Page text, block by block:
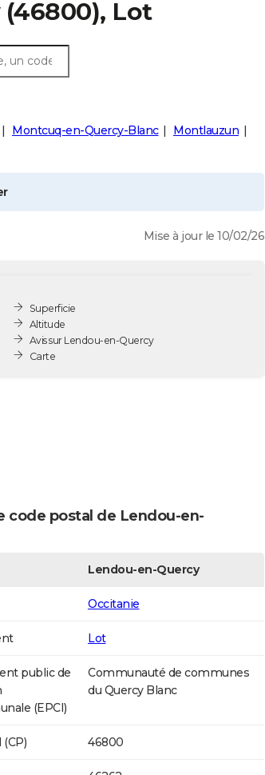
(46800), Lot
Montcuq-en-Quercy-Blanc
Montlauzun
Mise à jour le 10/02/26
Superficie
Altitude
Avis sur Lendou-en-Quercy
Carte
code postal de Lendou-en-
Lendou-en-Quercy
Occitanie
Lot
public de
(EPCI)
Communauté de communes
du Quercy Blanc
46800